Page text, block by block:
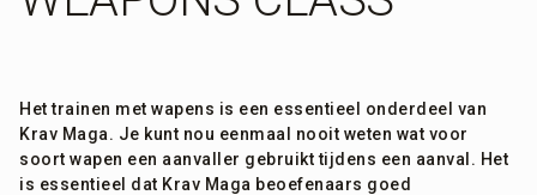
Het trainen met wapens is een essentieel onderdeel van
Krav Maga. Je kunt nou eenmaal nooit weten wat voor
soort wapen een aanvaller gebruikt tijdens een aanval. Het
is essentieel dat Krav Maga beoefenaars goed